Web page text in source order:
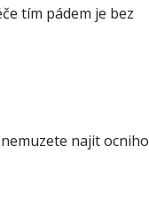
tím pádem je bez
najit ocniho